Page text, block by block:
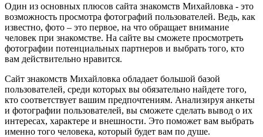
Один из основных плюсов сайта знакомств Михайловка - это
возможность просмотра фотографий пользователей. Ведь, как
известно, фото – это первое, на что обращает внимание
человек при знакомстве. На сайте вы сможете просмотреть
фотографии потенциальных партнеров и выбрать того, кто
вам действительно нравится.
Сайт знакомств Михайловка обладает большой базой
пользователей, среди которых вы обязательно найдете того,
кто соответствует вашим предпочтениям. Анализируя анкеты
и фотографии пользователей, вы сможете сделать вывод о их
интересах, характере и внешности. Это поможет вам выбрать
именно того человека, который будет вам по душе.